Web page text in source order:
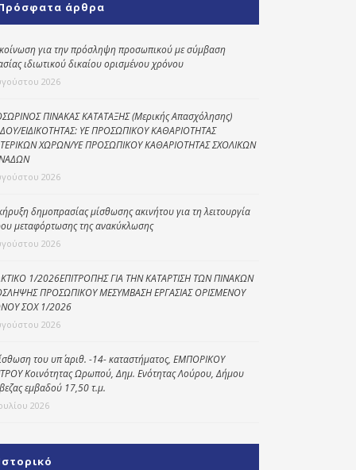
Kοινωνικό
φαρμακείο
Πρόγραμμα
“Βοήθεια στο σπίτι”
Κέντρο Ημερήσιας
Φροντίδας
άρθρα
για την πρόσληψη προσωπικού με σύμβαση
ιδιωτικού δικαίου ορισμένου χρόνου
2026
ΠΙΝΑΚΑΣ ΚΑΤΑΤΑΞΗΣ (Μερικής Απασχόλησης)
ΕΙΔΙΚΟΤΗΤΑΣ: ΥΕ ΠΡΟΣΩΠΙΚΟΥ ΚΑΘΑΡΙΟΤΗΤΑΣ
ΧΩΡΩΝ/ΥΕ ΠΡΟΣΩΠΙΚΟΥ ΚΑΘΑΡΙΟΤΗΤΑΣ ΣΧΟΛΙΚΩΝ
2026
δημοπρασίας μίσθωσης ακινήτου για τη λειτουργία
μεταφόρτωσης της ανακύκλωσης
2026
1/2026ΕΠΙΤΡΟΠΗΣ ΓΙΑ ΤΗΝ ΚΑΤΑΡΤΙΣΗ ΤΩΝ ΠΙΝΑΚΩΝ
ΠΡΟΣΩΠΙΚΟΥ ΜΕΣΥΜΒΑΣΗ ΕΡΓΑΣΙΑΣ ΟΡΙΣΜΕΝΟΥ
ΣΟΧ 1/2026
2026
του υπ΄ αριθ. -14- καταστήματος, ΕΜΠΟΡΙΚΟΥ
Κοινότητας Ωρωπού, Δημ. Ενότητας Λούρου, Δήμου
εμβαδού 17,50 τ.μ.
2026